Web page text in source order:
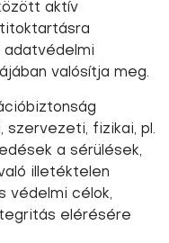
aktív
valósítja meg.
szervezeti, fizikai, pl.
a sérülések,
illetéktelen
védelmi célok,
elérésére